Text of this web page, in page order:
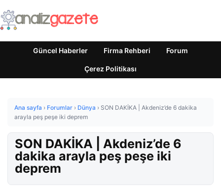
Güncel Haberler Firma Rehberi Forum
Çerez Politikası
Ana sayfa › Forumlar › Dünya › SON DAKİKA | Akdeniz’de 6 dakika
arayla peş peşe iki deprem
SON DAKİKA | Akdeniz’de 6
dakika arayla peş peşe iki
deprem